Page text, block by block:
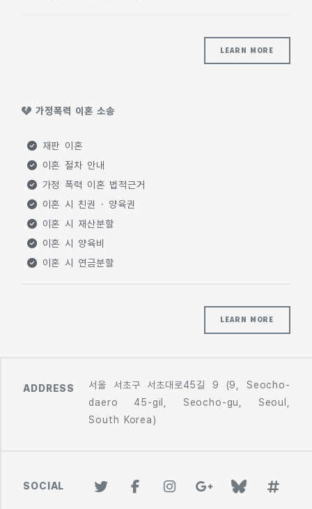
LEARN MORE
가정폭력 이혼 소송
재판 이혼
이혼 절차 안내
가정 폭력 이혼 법적근거
이혼 시 친권 · 양육권
이혼 시 재산분할
이혼 시 양육비
이혼 시 연금분할
LEARN MORE
ADDRESS
서울 서초구 서초대로45길 9 (9, Seocho-
daero 45-gil, Seocho-gu, Seoul,
South Korea)
SOCIAL